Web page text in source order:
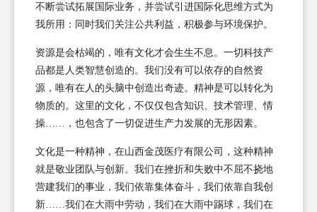
不断尝试拓展国际业务，并尝试引进国际化思维方式为
我所用：同时我们关注公共利益，积极参与环境保护。
资源是会枯竭的，唯有文化才会生生不息。一切科技产
品都是人类智慧创造的。我们没有可以依存的自然资
源，唯有在人的头脑中创造出奇迹。精神是可以转化为
物质的。这里的文化，不仅仅包含知识、技术管理、情
操……，也包含了一切促进生产力发展的无形因素。
文化是一种精神，在山西金茂医疗有限公司，这种精神
就是敬业团队与创新。我们在挫折和失败中不屈不挠地
营建我们的事业，我们依靠集体奋斗，我们依靠自我创
新……我们在大雨中劳动，我们在大雨中踢球，我们在